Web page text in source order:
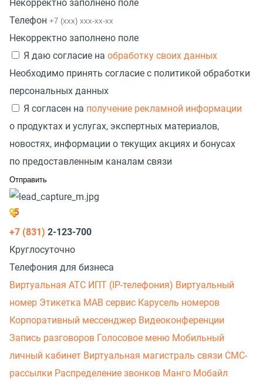
Некорректно заполнено поле
Телефон
Некорректно заполнено поле
Я даю согласие на обработку своих данных
Необходимо принять согласие с политикой обработки
персональных данных
Я согласен на получение рекламной информации
о продуктах и услугах, экспертных материалов,
новостях, информации о текущих акциях и бонусах
по предоставленным каналам связи
+7 (831) 2-123-700
Круглосуточно
Телефония для бизнеса
Виртуальная АТС ИПТ (IP-телефония) Виртуальный
номер Этикетка МАВ сервис Карусель номеров
Корпоративный мессенджер Видеоконференции
Запись разговоров Голосовое меню Мобильный
личный кабинет Виртуальная магистраль связи СМС-
рассылки Распределение звонков Манго Мобайл